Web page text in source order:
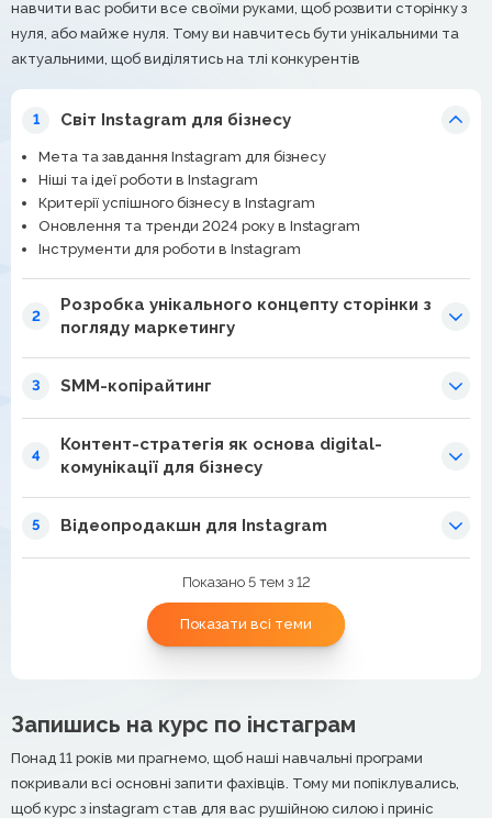
навчити вас робити все своїми руками, щоб розвити сторінку з
нуля, або майже нуля. Тому ви навчитесь бути унікальними та
актуальними, щоб виділятись на тлі конкурентів
1 Світ Instagram для бізнесу
Мета та завдання Instagram для бізнесу
Ніші та ідеї роботи в Instagram
Критерії успішного бізнесу в Instagram
Оновлення та тренди 2024 року в Instagram
Інструменти для роботи в Instagram
2
Розробка унікального концепту сторінки з
погляду маркетингу
3 SMM-копірайтинг
4
Контент-стратегія як основа digital-
комунікації для бізнесу
5 Відеопродакшн для Instagram
Показано 5 тем з 12
Показати всі теми
Запишись на курс по інстаграм
Понад 11 років ми прагнемо, щоб наші навчальні програми
покривали всі основні запити фахівців. Тому ми попіклувались,
щоб курс з instagram став для вас рушійною силою і приніс